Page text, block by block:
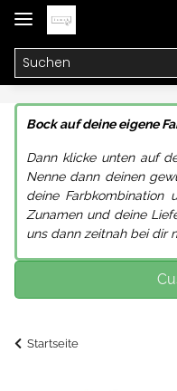
Bock auf deine eigene
Dann klicke unten auf
Nenne dann deinen
deineFarbkombination
Zunamen und deine
uns dann zeitnah bei dir
Startseite